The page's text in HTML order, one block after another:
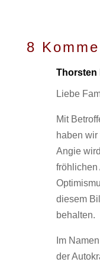
8
Thorsten
Liebe
Mit
haben wir
Angie
fröhlichen
diesem
behalten.
Im
der